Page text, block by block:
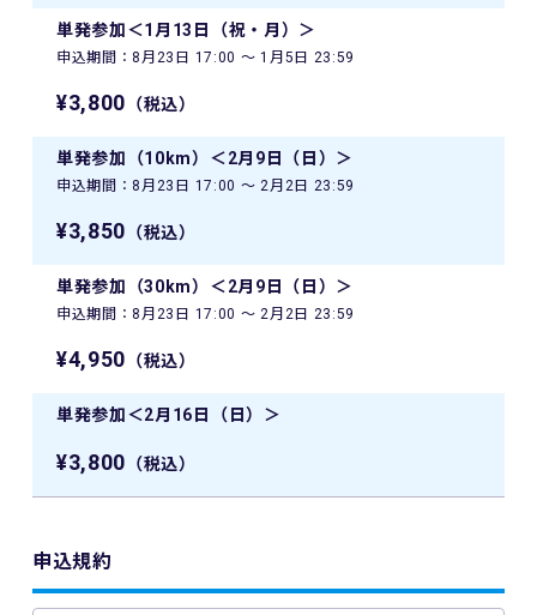
単発参加＜1月13日（祝・月）＞
申込期間：8月23日 17:00 〜 1月5日 23:59
¥3,800 （税込）
単発参加（10km）＜2月9日（日）＞
申込期間：8月23日 17:00 〜 2月2日 23:59
¥3,850 （税込）
単発参加（30km）＜2月9日（日）＞
申込期間：8月23日 17:00 〜 2月2日 23:59
¥4,950 （税込）
単発参加＜2月16日（日）＞
¥3,800 （税込）
申込規約